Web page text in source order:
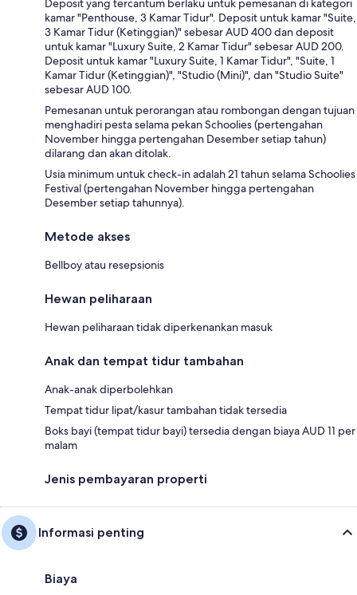
Deposit yang tercantum berlaku untuk pemesanan di kategori
kamar "Penthouse, 3 Kamar Tidur". Deposit untuk kamar "Suite,
3 Kamar Tidur (Ketinggian)" sebesar AUD 400 dan deposit
untuk kamar "Luxury Suite, 2 Kamar Tidur" sebesar AUD 200.
Deposit untuk kamar "Luxury Suite, 1 Kamar Tidur", "Suite, 1
Kamar Tidur (Ketinggian)", "Studio (Mini)", dan "Studio Suite"
sebesar AUD 100.
Pemesanan untuk perorangan atau rombongan dengan tujuan
menghadiri pesta selama pekan Schoolies (pertengahan
November hingga pertengahan Desember setiap tahun)
dilarang dan akan ditolak.
Usia minimum untuk check-in adalah 21 tahun selama Schoolies
Festival (pertengahan November hingga pertengahan
Desember setiap tahunnya).
Metode akses
Bellboy atau resepsionis
Hewan peliharaan
Hewan peliharaan tidak diperkenankan masuk
Anak dan tempat tidur tambahan
Anak-anak diperbolehkan
Tempat tidur lipat/kasur tambahan tidak tersedia
Boks bayi (tempat tidur bayi) tersedia dengan biaya AUD 11 per
malam
Jenis pembayaran properti
Informasi penting
Biaya